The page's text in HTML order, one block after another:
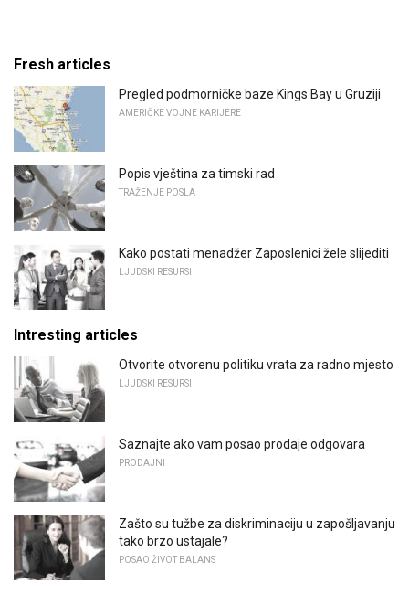
Fresh articles
Pregled podmorničke baze Kings Bay u Gruziji
AMERIČKE VOJNE KARIJERE
Popis vještina za timski rad
TRAŽENJE POSLA
Kako postati menadžer Zaposlenici žele slijediti
LJUDSKI RESURSI
Intresting articles
Otvorite otvorenu politiku vrata za radno mjesto
LJUDSKI RESURSI
Saznajte ako vam posao prodaje odgovara
PRODAJNI
Zašto su tužbe za diskriminaciju u zapošljavanju
tako brzo ustajale?
POSAO ŽIVOT BALANS